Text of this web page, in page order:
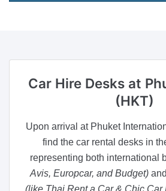
Car Hire Desksat
(HKT)
Upon arrival at Phuket
find the car rental desks in
representing both international
Avis, Europcar, and Budget)
(like Thai Rent a Car & Chic Car